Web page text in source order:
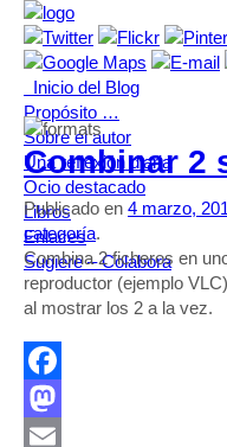
Inicio del Blog
Propósito …
Sobre el autor
Una reflexión diaria
Ocio destacado
Libros
Enlaces
Sugiere – Colabora
Combinar 2
Publicado en 4 marzo,
categoría.
Combina 2 ficheros en
reproductor (ejemplo
al mostrar los 2 a la vez.
Facebook
Mastodon